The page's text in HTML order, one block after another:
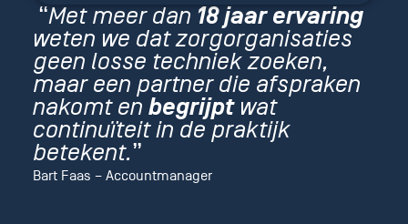
“Met meer dan 18 jaar ervaring
weten we dat zorgorganisaties
geen losse techniek zoeken,
maar een partner die afspraken
nakomt en begrijptwat
continuïteit in de praktijk
betekent.”
Bart Faas – Accountmanager